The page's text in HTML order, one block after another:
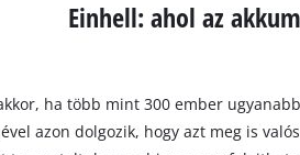
Einhell: ahol az
ha több mint 300 ember
azon dolgozik, hogy azt meg is